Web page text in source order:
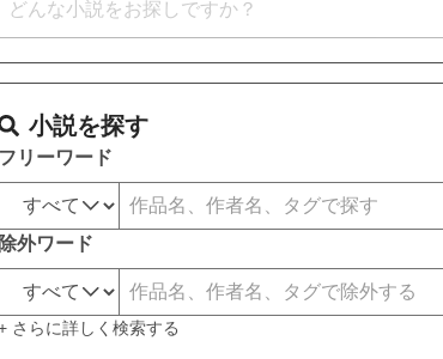
小説を探す
フリーワード
除外ワード
さらに詳しく検索する